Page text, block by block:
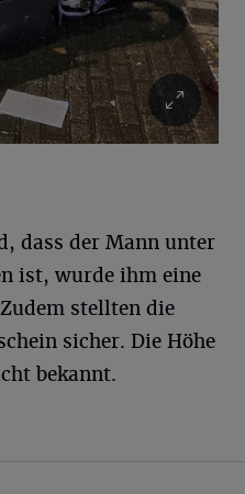
dass der Mann unter
ist, wurde ihm eine
stellten die
sicher. Die Höhe
bekannt.